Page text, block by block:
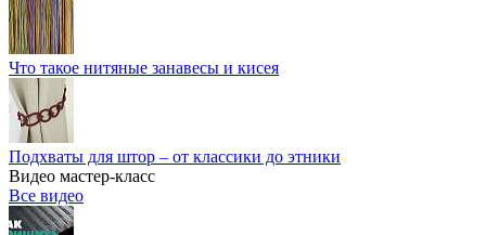
Что такое нитяные занавесы и кисея
Подхваты для штор – от классики до этники
Видео мастер-класс
Все видео